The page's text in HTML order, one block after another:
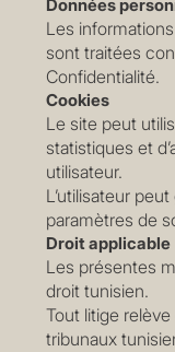
Données
Les
sont traitées
Confidentialité.
Cookies
Le site peut
statistiques et
utilisateur.
L’utilisateur
paramètres de
Droit applicable
Les présentes
droit tunisien.
Tout litige
tribunaux